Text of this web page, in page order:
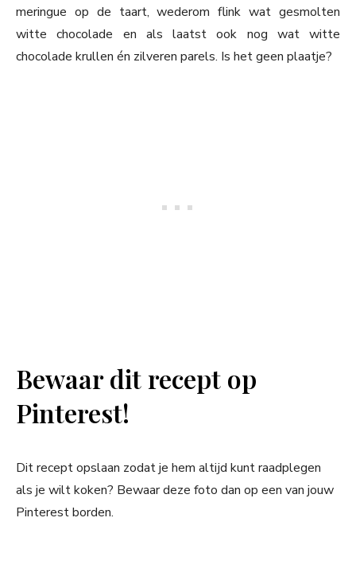
meringue op de taart, wederom flink wat gesmolten
witte chocolade en als laatst ook nog wat witte
chocolade krullen én zilveren parels. Is het geen plaatje?
Bewaar dit recept op
Pinterest!
Dit recept opslaan zodat je hem altijd kunt raadplegen
als je wilt koken? Bewaar deze foto dan op een van jouw
Pinterest borden.